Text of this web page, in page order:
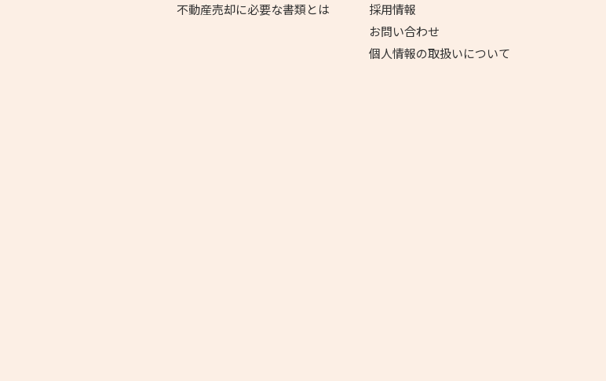
不動産売却に必要な書類とは
採用情報
お問い合わせ
個人情報の取扱いについて